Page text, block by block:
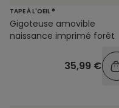
TAPE À L'OEIL ®
Gigoteuse amovible
naissance imprimé forêt
35,99 €